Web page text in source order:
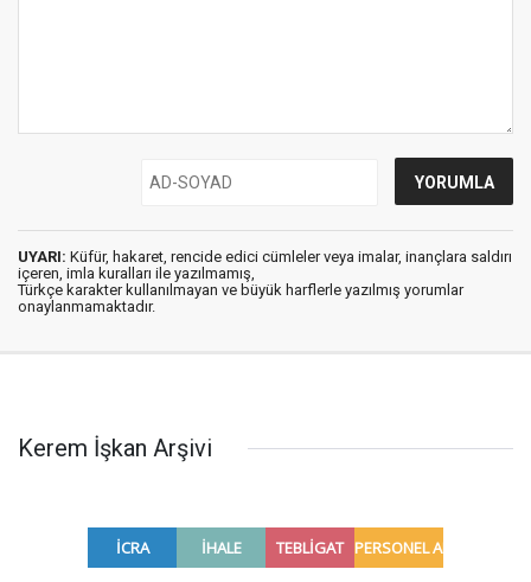
UYARI: Küfür, hakaret, rencide edici cümleler veya imalar, inançlara saldırı
içeren, imla kuralları ile yazılmamış,
Türkçe karakter kullanılmayan ve büyük harflerle yazılmış yorumlar
onaylanmamaktadır.
Kerem İşkan Arşivi